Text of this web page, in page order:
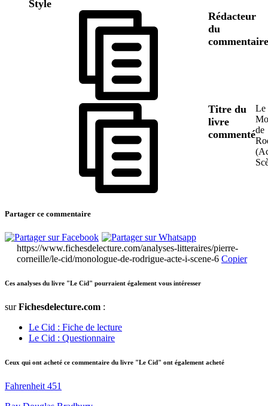
Style
Rédacteur
du
commentaire
Titre du
livre
commenté
Le
de
Partager ce commentaire
https://www.fichesdelecture.com/analyses-litteraires/pierre-
corneille/le-cid/monologue-de-rodrigue-acte-i-scene-6 Copier
Ces analyses du livre "Le Cid" pourraient également vous intéresser
surFichesdelecture.com :
Le Cid : Fiche de lecture
Le Cid : Questionnaire
Ceux qui ont acheté ce commentaire du livre "Le Cid" ont également acheté
Fahrenheit 451